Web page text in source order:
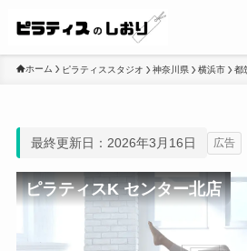
ホーム ピラティススタジオ 神奈川県 横浜市 都
最終更新日：2026年3月16日 広告
ピラティスK センター北店